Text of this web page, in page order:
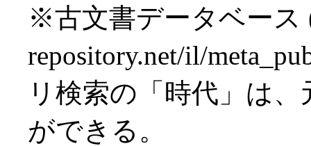
※古文書データベース
リ検索の「時代」は
ができる。